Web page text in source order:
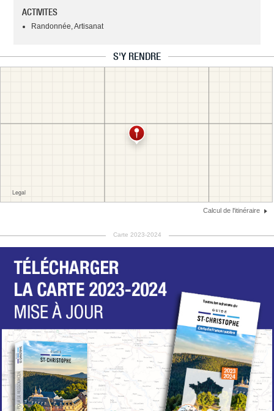
ACTIVITES
Randonnée, Artisanat
S'Y RENDRE
Calcul de l'itinéraire
Carte 2023-2024